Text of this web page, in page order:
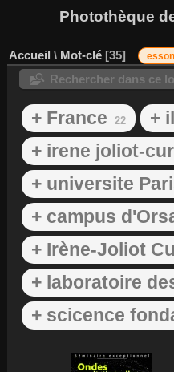
Photothèque
Accueil \ Mot-clé 35
Rechercher dans ce
+ France 22
+
+ irene joliot-
+ universite
+ campus
+ Irène-Joliot
+ laboratoire
+ scicence